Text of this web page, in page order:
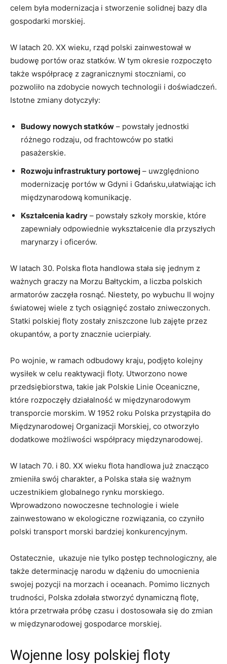
celem była modernizacja i stworzenie solidnej bazy dla
gospodarki⁢ morskiej.
W latach 20. XX wieku, ‍rząd polski zainwestował w
budowę portów oraz statków. W tym okresie rozpoczęto
także współpracę z zagranicznymi stoczniami, co
pozwoliło na zdobycie ⁣nowych ⁤technologii i doświadczeń.​
Istotne zmiany dotyczyły:
Budowy nowych statków – powstały ⁤jednostki
‍różnego rodzaju, od frachtowców⁣ po statki
pasażerskie.
Rozwoju ​infrastruktury portowej – uwzględniono
modernizację portów w Gdyni i Gdańsku,ułatwiając ich
międzynarodową ‌komunikację.
Kształcenia kadry – powstały szkoły morskie, które
zapewniały odpowiednie wykształcenie ⁤dla przyszłych
marynarzy i oficerów.
W ‌latach 30. Polska flota‍ handlowa stała się jednym z
ważnych graczy na Morzu Bałtyckim, a ⁣liczba polskich
armatorów zaczęła rosnąć. Niestety,​ po wybuchu ​II wojny
światowej wiele z tych osiągnięć zostało zniweczonych.
Statki polskiej ⁣floty zostały ‌zniszczone lub ‍zajęte przez
okupantów, a porty znacznie ucierpiały.
Po wojnie, w ramach odbudowy kraju, podjęto kolejny ​
wysiłek w⁢ celu‌ reaktywacji floty. Utworzono nowe
przedsiębiorstwa, takie jak Polskie Linie Oceaniczne,
które rozpoczęły działalność w międzynarodowym
transporcie morskim. W 1952 roku Polska przystąpiła do⁤
Międzynarodowej Organizacji Morskiej, co otworzyło
dodatkowe możliwości współpracy międzynarodowej.
W ​latach 70. i 80. XX wieku flota handlowa już znacząco
zmieniła swój charakter, a Polska stała się ⁤ważnym
uczestnikiem globalnego rynku morskiego.
Wprowadzono nowoczesne technologie ⁤i wiele
zainwestowano w ekologiczne rozwiązania, co czyniło
polski transport morski bardziej konkurencyjnym.
Ostatecznie, ​ ukazuje nie tylko postęp‌ technologiczny, ale
także determinację narodu w‍ dążeniu do umocnienia⁣
swojej pozycji na morzach i oceanach. Pomimo licznych
trudności,‌ Polska zdołała stworzyć dynamiczną ​flotę,
która przetrwała⁤ próbę czasu i dostosowała się do zmian
w międzynarodowej gospodarce morskiej.
Wojenne losy​ polskiej ‍floty